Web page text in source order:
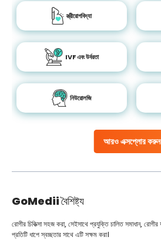
আরও এক্সপ্লোর করুন
স্ত্রীরোগবিদ্যা
IVF এবং উর্বরতা
নিউরোলজি
GoMediiবৈশিষ্ট্য
রোগীর চিকিত্সা সহজ করা, সেইসাথে প্রযুক্তি চালিত সমাধান, রোগীর
প্রতিটি ধাপে স্বচ্ছতার সাথে এটি সক্ষম করা।